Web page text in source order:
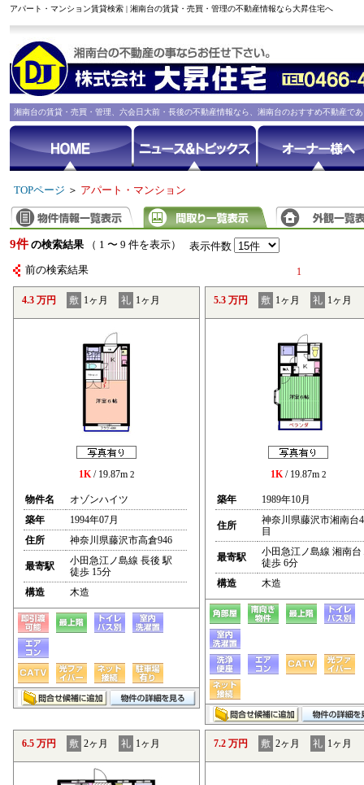
アパート・マンション賃貸検索 | 湘南台の賃貸・売買・管理の不動産情報なら大昇住宅へ
湘南台の賃貸・売買・管理、六会日大前・長後の不動産情報なら、湘南台のおすすめ不動産で
TOPページ ＞ アパート・マンション
9件 の検索結果 （ 1 〜 9 件を表示） 表示件数
前の検索結果 1
4.3 万円 敷 1ヶ月 礼 1ヶ月
1K/ 19.87m 2
物件名
オゾンハイツ
築年
1994年07月
住所
神奈川県藤沢市高倉946
最寄駅
小田急江ノ島線 長後 駅
徒歩 15分
構造
木造
5.3 万円 敷 1ヶ月 礼 1ヶ月
1K/ 19.87m 2
築年 1989年10月
住所
神奈川県藤沢市湘南台
目
最寄駅
小田急江ノ島線 湘南台
徒歩 6分
構造
木造
6.5 万円 敷 2ヶ月 礼 1ヶ月 7.2 万円 敷 2ヶ月 礼 1ヶ月